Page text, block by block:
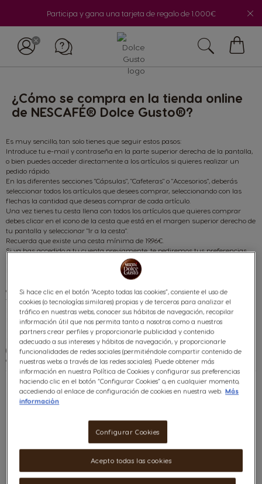
Participa y gana una tarjeta de regalo de 1.000€
¿Cómo se compra en la tienda online
de NESCAFÉ® Dolce Gusto®?
Es muy sencillo, tan solo tienes que seguir estos pasos:
Introduce tu e-mail y contraseña en la parte superior derecha de la pantalla,
o bien puedes acceder directamente a los artículos si quieres realizar un
pedido rápido.
En las diferentes secciones "Cápsulas", "Cafeteras" o "Accesorios", deberás
seleccionar todos los artículos que desees comprar, seleccionando con las
flechas la cantidad que deseas comprar de cada artículo.
Una vez tienes tu cesta llena con todos los artículos que quieres comprar
debes clicar en el icono de la cesta que está en el margen superior derecho de
tu pantalla y seleccionar "Ir a la cesta".
Recuerda que existe una cesta mínima de 19,96€.
Si ya has accedido a tu cuenta previamente, te pediremos tus preferencias
para el modo de pago y envío. Si aún no has accedido a tu cuenta, podrás
hacerlo introduciendo tu e-mail y contraseña. Si aún no estás registrado en
nuestra Tienda Online, podrás hacerlo rápidamente en el momento y
completando tus datos más tarde. Cuando hayas accedido a tu cuenta,
también te pediremos tus preferencias para el modo de pago y envío.
La entrega de tu pedido se realizará en la dirección que nos indiques.
Recuerda que los gastos de envío son gratis ¡Para todos los pedidos! (Compra
mínima de 19,96€).
Disfruta de la comodidad de recibir tu pedido en casa en un máximo de 72h
(4 días en Baleares y 15 días en Canarias) y de la tranquilidad de poder
devolver tus pedidos.
Encontrar
Categorías:
El sistema
Si hace clic en el botón “Acepto todas las cookies”, consiente el uso de
cookies (o tecnologías similares) propias y de terceros para analizar el
tráfico en nuestras webs, conocer sus hábitos de navegación, recopilar
información útil que nos permita tanto a nosotros como a nuestros
partners crear perfiles y proporcionarle publicidad y contenido
adecuado a sus intereses y hábitos de navegación, y proporcionarle
funcionalidades de redes sociales (permitiéndole compartir contenido de
nuestras webs a través de las redes sociales). Puede obtener más
información en nuestra Política de Cookies y configurar sus preferencias
haciendo clic en el botón “Configurar Cookies” o, en cualquier momento,
accediendo al enlace de configuración de cookies en nuestra web. Más
información
Configurar Cookies
Acepto todas las cookies